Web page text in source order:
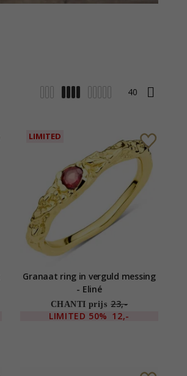
LIMITED
Granaat ring in verguld messing
- Eliné
CHANTI prijs 23,-
LIMITED 50% 12,-